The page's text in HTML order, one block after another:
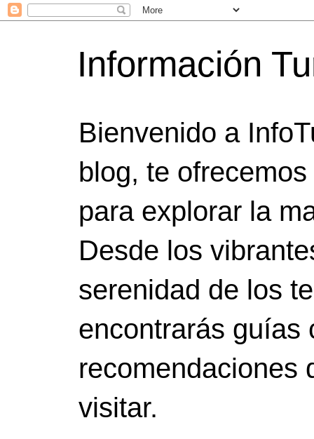
Información
Bienvenido a
blog, te
para explorar la
Desde los
serenidad de los
encontrarás guías
recomendaciones
visitar.